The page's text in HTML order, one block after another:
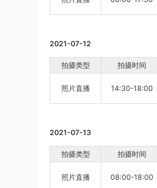
2021-07-12
拍摄类型 拍摄时间
照片直播 14:30-18:00
2021-07-13
拍摄类型 拍摄时间
照片直播 08:00-18:00